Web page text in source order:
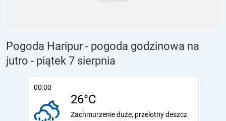
Pogoda Haripur - pogoda godzinowa na
jutro - piątek 7 sierpnia
00:00
26°C
Zachmurzenie duże, przelotny deszcz